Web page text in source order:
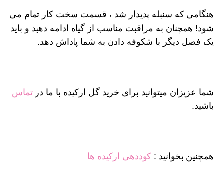
هنگامی که سنبله پدیدار شد ، قسمت سخت کار تمام می
شود! همچنان به مراقبت مناسب از گیاه ادامه دهید و باید
یک فصل دیگر با شکوفه دادن به شما پاداش دهد.
شما عزیزان میتوانید برای خرید گل ارکیده با ما در تماس
باشید.
همچنین بخوانید : کوددهی ارکیده ها